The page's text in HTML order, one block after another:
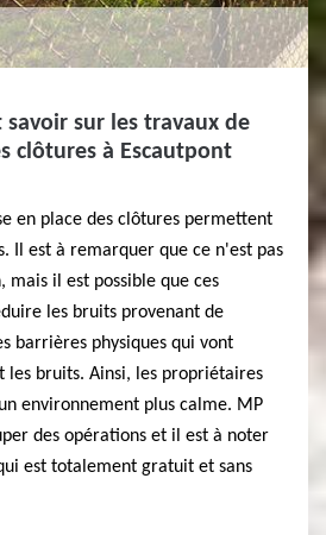
sur les travaux de
clôtures à Escautpont
en place des clôtures permettent
Il est à remarquer que ce n'est pas
mais il est possible que ces
les bruits provenant de
barrières physiques qui vont
bruits. Ainsi, les propriétaires
environnement plus calme. MP
des opérations et il est à noter
est totalement gratuit et sans